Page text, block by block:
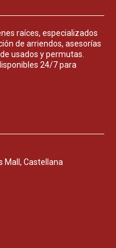
raíces, especializados
de arriendos, asesorías
usados y permutas.
24/7 para
Mall, Castellana